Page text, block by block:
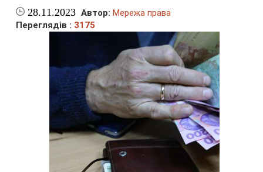
28.11.2023 Автор: Мережа права
Переглядів : 3175